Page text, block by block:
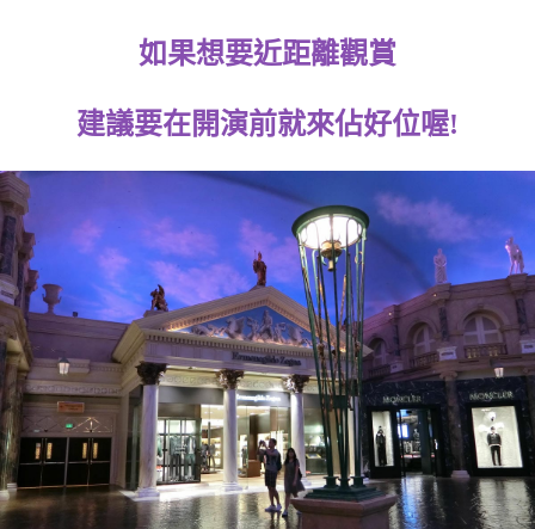
如果想要近距離觀賞
建議要在開演前就來佔好位喔!